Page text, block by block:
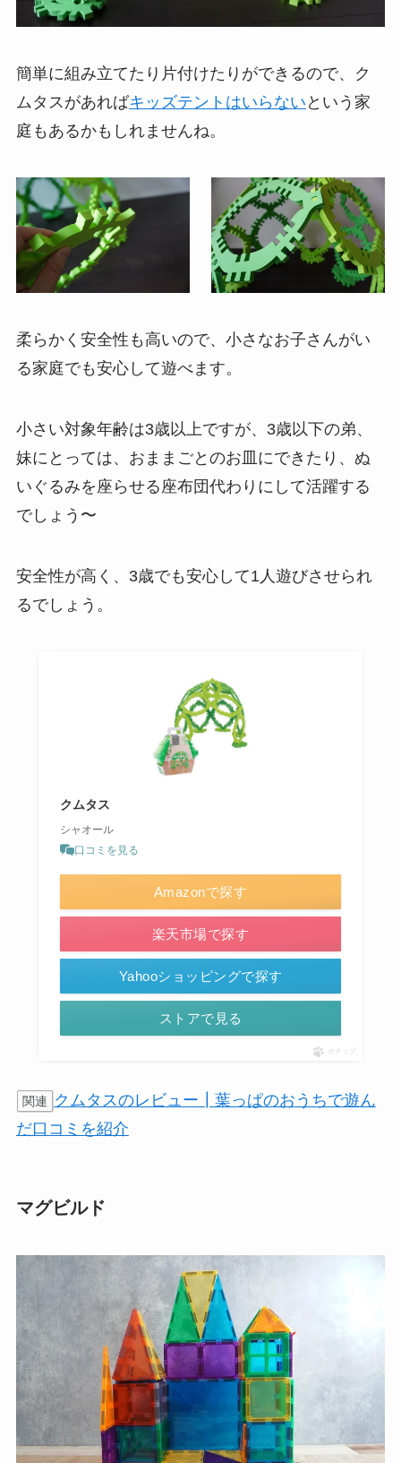
簡単に組み立てたり片付けたりができるので、ク
ムタスがあればキッズテントはいらない という家
庭もあるかもしれませんね。
柔らかく安全性も高いので、小さなお子さんがい
る家庭でも安心して遊べます。
小さい対象年齢は3歳以上ですが、3歳以下の弟、
妹にとっては、おままごとのお皿にできたり、ぬ
いぐるみを座らせる座布団代わりにして活躍する
でしょう〜
安全性が高く、3歳でも安心して1人遊びさせられ
るでしょう。
クムタス
シャオール
口コミを見る
Amazonで探す
楽天市場で探す
Yahooショッピングで探す
ストアで見る
ポチップ
関連
クムタスのレビュー┃葉っぱのおうちで遊ん
だ口コミを紹介
マグビルド